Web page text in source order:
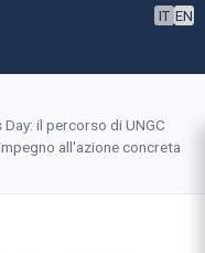
IT EN
il percorso di UNGC
all'azione concreta